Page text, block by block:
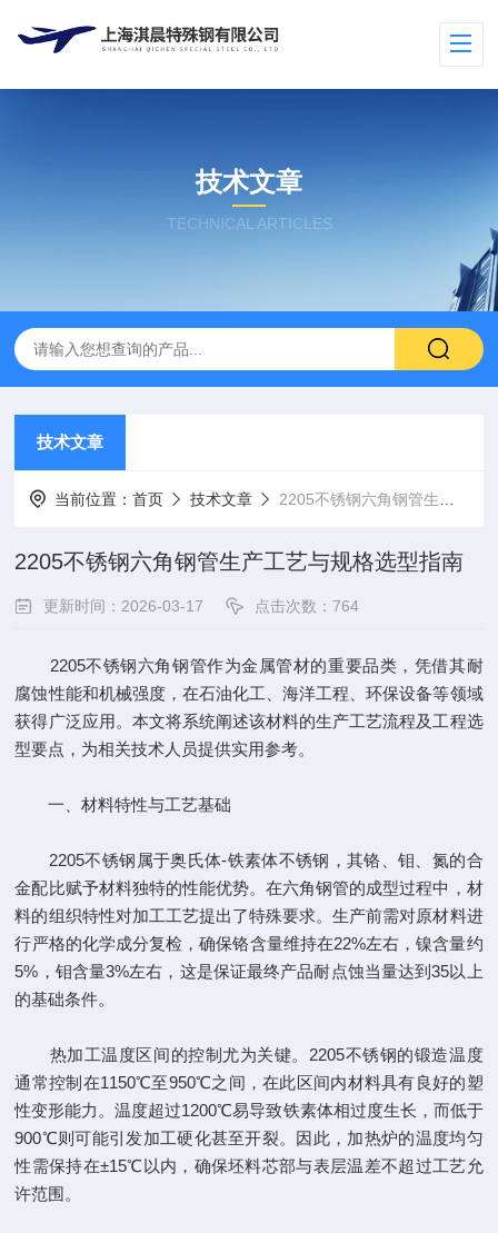
技术文章
TECHNICAL ARTICLES
技术文章
当前位置：首页 技术文章 2205不锈钢六角钢管生产工艺与规格选型指南
2205不锈钢六角钢管生产工艺与规格选型指南
更新时间：2026-03-17 点击次数：764
2205不锈钢六角钢管作为金属管材的重要品类，凭借其耐
腐蚀性能和机械强度，在石油化工、海洋工程、环保设备等领域
获得广泛应用。本文将系统阐述该材料的生产工艺流程及工程选
型要点，为相关技术人员提供实用参考。
一、材料特性与工艺基础
2205不锈钢属于奥氏体-铁素体不锈钢，其铬、钼、氮的合
金配比赋予材料独特的性能优势。在六角钢管的成型过程中，材
料的组织特性对加工工艺提出了特殊要求。生产前需对原材料进
行严格的化学成分复检，确保铬含量维持在22%左右，镍含量约
5%，钼含量3%左右，这是保证最终产品耐点蚀当量达到35以上
的基础条件。
热加工温度区间的控制尤为关键。2205不锈钢的锻造温度
通常控制在1150℃至950℃之间，在此区间内材料具有良好的塑
性变形能力。温度超过1200℃易导致铁素体相过度生长，而低于
900℃则可能引发加工硬化甚至开裂。因此，加热炉的温度均匀
性需保持在±15℃以内，确保坯料芯部与表层温差不超过工艺允
许范围。